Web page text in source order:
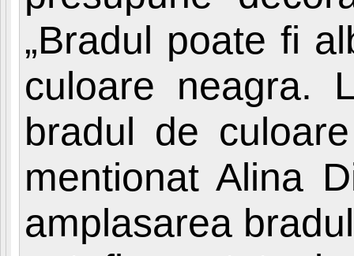
„Bradul poate fi
culoare neagra.
bradul de
mentionat Alina
amplasarea